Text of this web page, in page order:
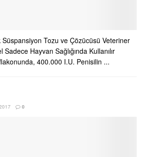
Tozu ve Çözücüsü Veteriner
Hayvan Sağlığında Kullanılır
400.000 I.U. Penisilin ...
0